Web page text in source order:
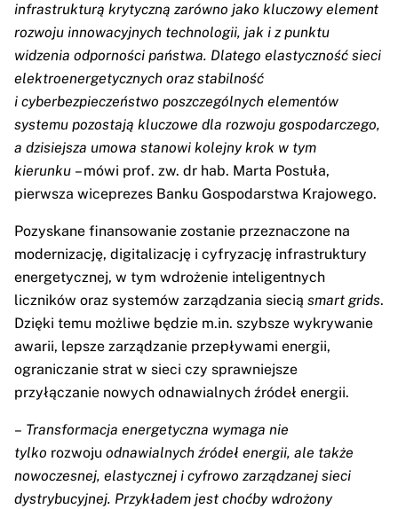
infrastrukturą krytyczną zarówno jako kluczowy element
rozwoju innowacyjnych technologii, jak i z punktu
widzenia odporności państwa. Dlatego elastyczność sieci
elektroenergetycznych oraz stabilność
i cyberbezpieczeństwo poszczególnych elementów
systemu pozostają kluczowe dla rozwoju gospodarczego,
a dzisiejsza umowa stanowi kolejny krok w tym
kierunku – mówi prof. zw. dr hab. Marta Postuła,
pierwsza wiceprezes Banku Gospodarstwa Krajowego.
Pozyskane finansowanie zostanie przeznaczone na
modernizację, digitalizację i cyfryzację infrastruktury
energetycznej, w tym wdrożenie inteligentnych
liczników oraz systemów zarządzania siecią smart grids.
Dzięki temu możliwe będzie m.in. szybsze wykrywanie
awarii, lepsze zarządzanie przepływami energii,
ograniczanie strat w sieci czy sprawniejsze
przyłączanie nowych odnawialnych źródeł energii.
– Transformacja energetyczna wymaga nie
tylko rozwoju odnawialnych źródeł energii, ale także
nowoczesnej, elastycznej i cyfrowo zarządzanej sieci
dystrybucyjnej. Przykładem jest choćby wdrożony